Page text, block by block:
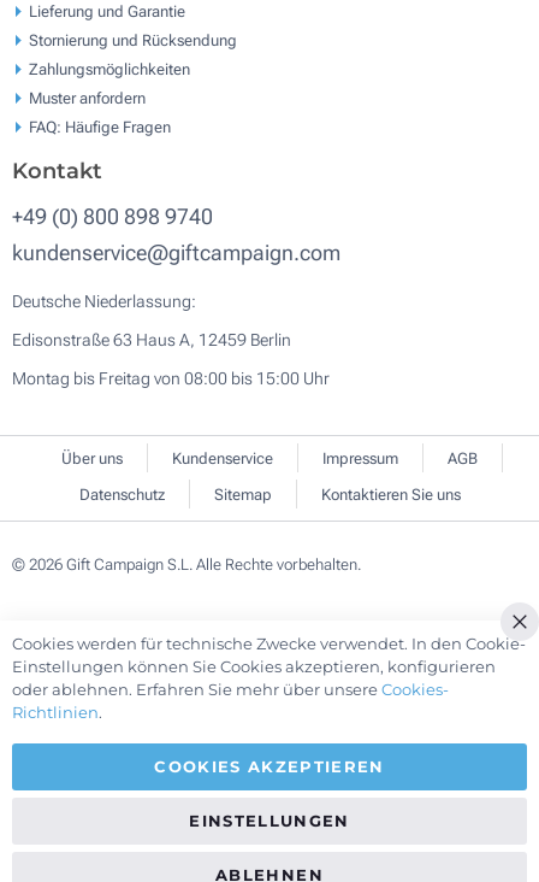
Lieferung und Garantie
Stornierung und Rücksendung
Zahlungsmöglichkeiten
Muster anfordern
FAQ: Häufige Fragen
Kontakt
+49 (0) 800 898 9740
kundenservice@giftcampaign.com
Deutsche Niederlassung:
Edisonstraße 63 Haus A, 12459 Berlin
Montag bis Freitag von 08:00 bis 15:00 Uhr
Über uns Kundenservice Impressum
AGB
Datenschutz
Sitemap Kontaktieren Sie uns
© 2026 Gift Campaign S.L. Alle Rechte vorbehalten.
Cookies werden für technische Zwecke verwendet. In den Cookie-
Einstellungen können Sie Cookies akzeptieren, konfigurieren
oder ablehnen. Erfahren Sie mehr über unsereCookies-
Richtlinien.
COOKIES AKZEPTIEREN
EINSTELLUNGEN
ABLEHNEN